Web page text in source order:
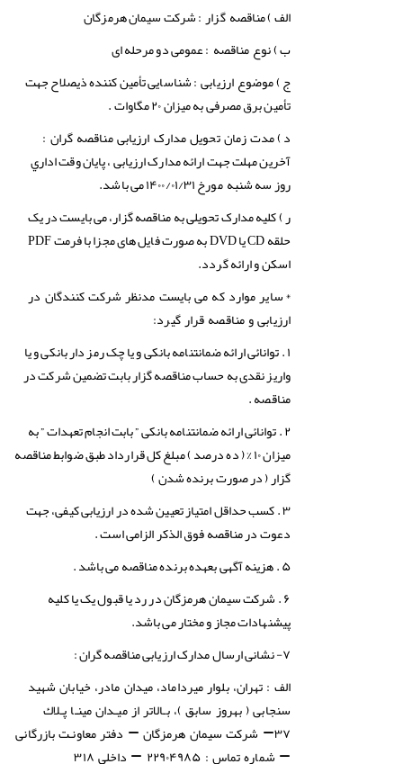
الف )مناقصه گزار : شرکت سیمان هرمزگان
ب ) نوع مناقصه : عمومی دو مرحله ای
ج ) موضوع ارزیابی : شناسایی تأمین کننده ذیصلاح جهت
تأمین برق مصرفی به میزان ۲۰ مگاوات .
د ) مدت زمان تحویل مدارک ارزیابی مناقصه گران :
آخرین مهلت جهت ارائه مدارک ارزیابی ، پایان وقت اداري
روز سه شنبه مورخ ۱۴۰۰/۰۱/۳۱ می باشد.
ر ) کلیه مدارک تحویلی به مناقصه گزار، می بایست در یک
حلقه CD یا DVD به صورت فایل های مجزا با فرمت PDF
اسکن و ارائه گردد.
* سایر موارد که می بایست مدنظر شرکت کنندگان در
ارزیابی و مناقصه قرار گیرد:
۱ . توانائی ارائه ضمانتنامه بانکی و یا چک رمز دار بانکی و یا
واریز نقدی به حساب مناقصه گزار بابت تضمین شرکت در
مناقصه .
۲ . توانائی ارائه ضمانتنامه بانکی ” بابت انجام تعهدات ” به
میزان ۱۰ % ( ده درصد ) مبلغ کل قرارداد طبق ضوابط مناقصه
گزار ( در صورت برنده شدن )
۳ . کسب حداقل امتیاز تعیین شده در ارزیابی کیفی، جهت
دعوت در مناقصه فوق الذکر الزامی است .
۵ . هزینه آگهی بعهده برنده مناقصه می باشد .
۶ . شرکت سیمان هرمزگان در رد یا قبول یک یا کلیه
پیشنهادات مجاز و مختار می باشد.
۷- نشانی ارسال مدارک ارزیابی مناقصه گران :
الف : تهران، بلوار میرداماد، میدان مادر، خیابان شهید
سنجابی ( بهروز سابق )، بـالاتر از میـدان مینـا پـلاك
۳۷– شرکت سیمان هرمزگان – دفتر معاونـت بازرگانی
– شماره تماس : ۲۲۹۰۴۹۸۵ – داخلی ۳۱۸